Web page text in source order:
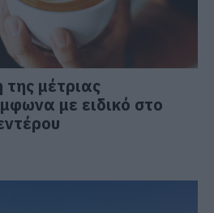
μέτριας
με ειδικό στο